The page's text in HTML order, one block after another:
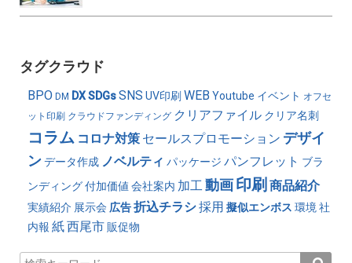
タグクラウド
BPO DM DXSDGsSNS UV印刷 WEB Youtube イベント オフセ
ット印刷 クラウドファンディング クリアファイル クリア名刺
コラム コロナ対策 セールスプロモーション デザイ
ンデータ作成 ノベルティ パッケージ パンフレット ブラ
ンディング付加価値 会社案内 加工動画印刷 商品紹介
実績紹介 展示会 広告折込チラシ採用 擬似エンボス 環境社
内報 紙西尾市販促物